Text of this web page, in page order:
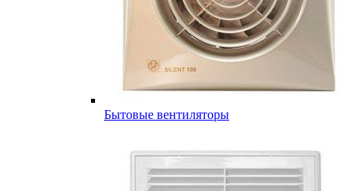
Бытовые вентиляторы